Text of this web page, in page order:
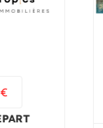
IMMOBILIER À VE